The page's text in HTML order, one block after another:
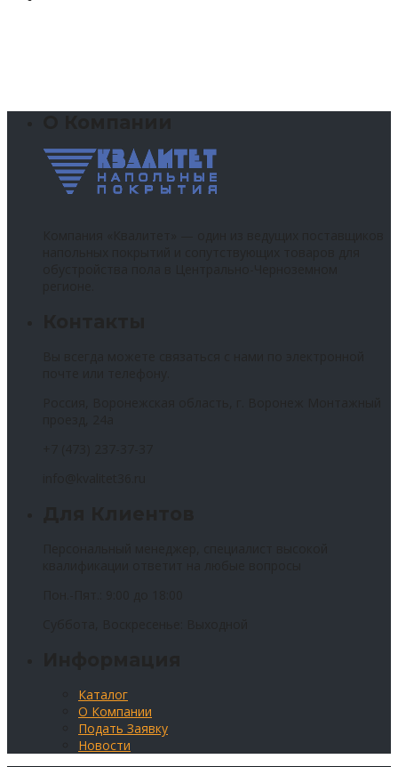
Каталог
О Компании
Подать Заявку
Новости